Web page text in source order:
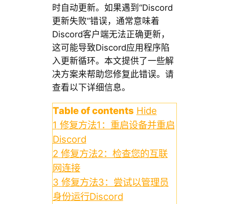
时自动更新。如果遇到“Discord
更新失败”错误，通常意味着
Discord客户端无法正确更新，
这可能导致Discord应用程序陷
入更新循环。本文提供了一些解
决方案来帮助您修复此错误。请
查看以下详细信息。
Table of contents Hide
1 修复方法1：重启设备并重启
Discord
2 修复方法2：检查您的互联
网连接
3 修复方法3：尝试以管理员
身份运行Discord